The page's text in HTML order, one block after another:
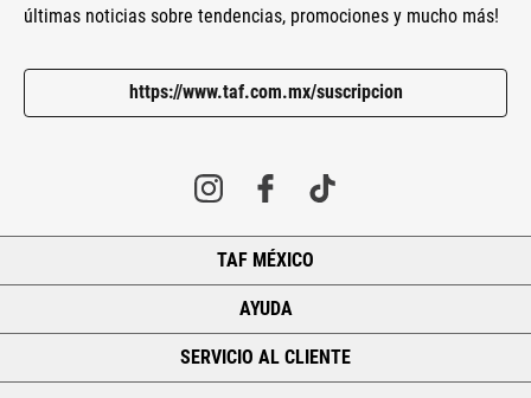
últimas noticias sobre tendencias, promociones y mucho más!
https://www.taf.com.mx/suscripcion
TAF MÉXICO
AYUDA
SERVICIO AL CLIENTE